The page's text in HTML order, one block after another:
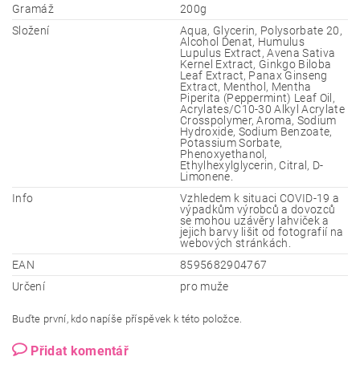
Gramáž
200g
Složení
Aqua, Glycerin, Polysorbate 20,
Alcohol Denat, Humulus
Lupulus Extract, Avena Sativa
Kernel Extract, Ginkgo Biloba
Leaf Extract, Panax Ginseng
Extract, Menthol, Mentha
Piperita (Peppermint) Leaf Oil,
Acrylates/C10-30 Alkyl Acrylate
Crosspolymer, Aroma, Sodium
Hydroxide, Sodium Benzoate,
Potassium Sorbate,
Phenoxyethanol,
Ethylhexylglycerin, Citral, D-
Limonene.
Info
Vzhledem k situaci COVID-19 a
výpadkům výrobců a dovozců
se mohou uzávěry lahviček a
jejich barvy lišit od fotografií na
webových stránkách.
EAN
8595682904767
Určení
pro muže
Buďte první, kdo napíše příspěvek k této položce.
Přidat komentář